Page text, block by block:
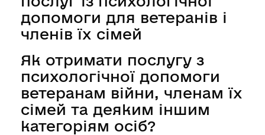
допомоги для ветеранів і
членів їх сімей
Як отримати послугу з
психологічної допомоги
ветеранам війни, членам їх
сімей та деяким іншим
категоріям осіб?